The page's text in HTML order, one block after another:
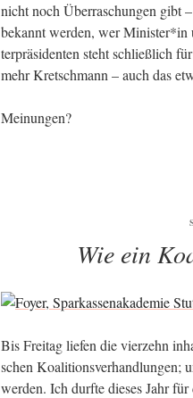
nicht noch Über­ra­schun­gen gibt
bekannt wer­den, wer
ter­prä­si­den­ten steht schließ­lich
mehr Kret­sch­mann – auch das
Mei­nun­gen?
Wie ein
Bis Frei­tag lie­fen die vier­zehn
schen Koali­ti­ons­ver­hand­lun­gen;
wer­den. Ich durf­te die­ses Jahr